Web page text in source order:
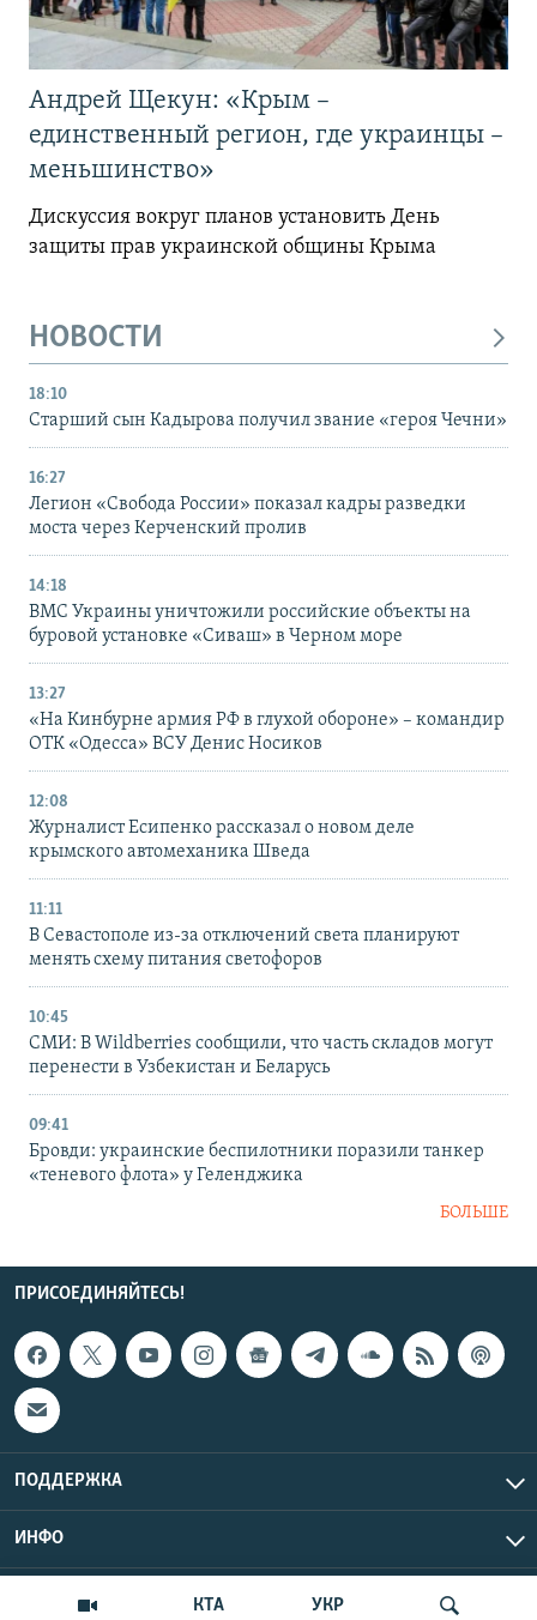
КТА УКР
Андрей Щекун: «Крым –
единственный регион, где украинцы –
меньшинство»
Дискуссия вокруг планов установить День
защиты прав украинской общины Крыма
НОВОСТИ
18:10
Старший сын Кадырова получил звание «героя Чечни»
16:27
Легион «Свобода России» показал кадры разведки
моста через Керченский пролив
14:18
ВМС Украины уничтожили российские объекты на
буровой установке «Сиваш» в Черном море
13:27
«На Кинбурне армия РФ в глухой обороне» – командир
ОТК «Одесса» ВСУ Денис Носиков
12:08
Журналист Есипенко рассказал о новом деле
крымского автомеханика Шведа
11:11
В Севастополе из-за отключений света планируют
менять схему питания светофоров
10:45
СМИ: В Wildberries сообщили, что часть складов могут
перенести в Узбекистан и Беларусь
09:41
Бровди: украинские беспилотники поразили танкер
«теневого флота» у Геленджика
БОЛЬШЕ
ПРИСОЕДИНЯЙТЕСЬ!
ПОДДЕРЖКА
ИНФО
Copyright Крым.Реалии, 2026 | Все права защищены.
UTC+3